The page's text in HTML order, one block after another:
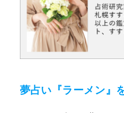
夢占い『ラーメン』